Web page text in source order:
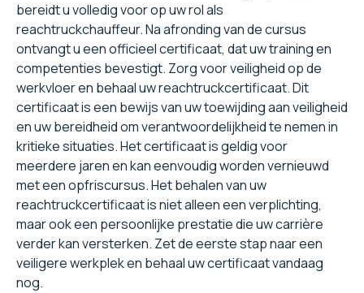
bereidt u volledig voor op uw rol als
reachtruckchauffeur. Na afronding van de cursus
ontvangt u een officieel certificaat, dat uw training en
competenties bevestigt. Zorg voor veiligheid op de
werkvloer en behaal uw reachtruckcertificaat. Dit
certificaat is een bewijs van uw toewijding aan veiligheid
en uw bereidheid om verantwoordelijkheid te nemen in
kritieke situaties. Het certificaat is geldig voor
meerdere jaren en kan eenvoudig worden vernieuwd
met een opfriscursus. Het behalen van uw
reachtruckcertificaat is niet alleen een verplichting,
maar ook een persoonlijke prestatie die uw carrière
verder kan versterken. Zet de eerste stap naar een
veiligere werkplek en behaal uw certificaat vandaag
nog.